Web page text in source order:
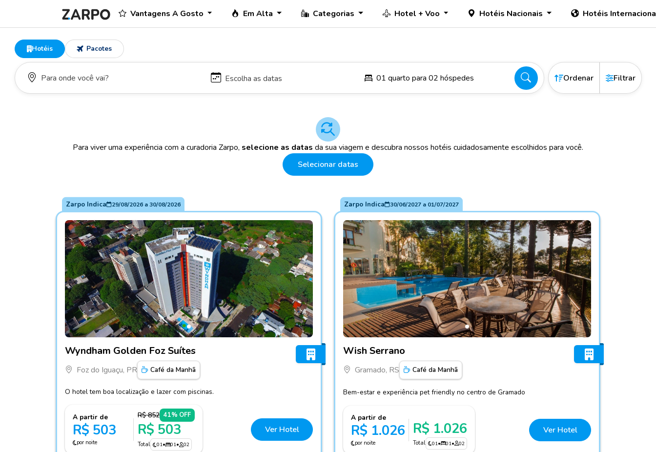
Vantagens A Gosto Em Alta Categorias Hotel + Voo Hotéis Nacionais Hotéis
Hotéis Pacotes
01 quarto para 02 hóspedes Ordenar Filtrar
Para viver uma experiência com a curadoria Zarpo, selecione as datas da sua viagem e descubra nossos hotéis cuidadosamente escolhidos para você.
Selecionar datas
Zarpo Indica 29/08/2026a30/08/2026
Wyndham Golden Foz Suítes
Foz do Iguaçu, PR Café da Manhã
O hotel tem boa localização e lazer com piscinas.
A partir de
R$ 503
por noite
R$ 852 41% OFF
R$ 503
Total 01• 01• 02
Ver Hotel
Zarpo Indica 30/06/2027a 01/07/2027
Wish Serrano
Gramado, RS Café da Manhã
Bem-estar e experiência pet friendly no centro de Gramado
A partir de
R$ 1.026
por noite
R$ 1.026
Total 01• 01• 02
Ver Hotel